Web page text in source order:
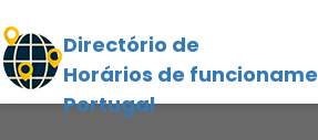
Directório de
Horários de
Portugal